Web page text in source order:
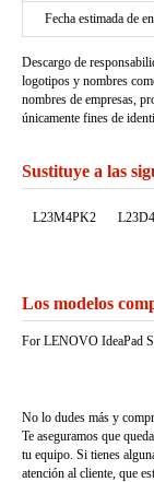
Fecha estimada de
Descargo de
logotipos y nombres
nombres de empresas,
únicamente fines de
Sustituye a las
L23M4PK2
Los modelos
For LENOVO IdeaPad
No lo dudes más y
Te aseguramos que
tu equipo. Si tienes
atención al cliente, que